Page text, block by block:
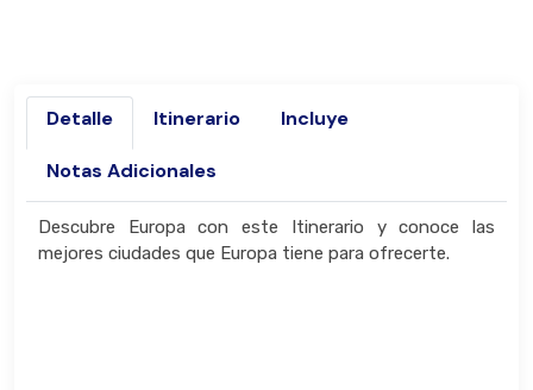
Detalle Itinerario Incluye
Notas Adicionales
Descubre Europa con este Itinerario y conoce las
mejores ciudades que Europa tiene para ofrecerte.